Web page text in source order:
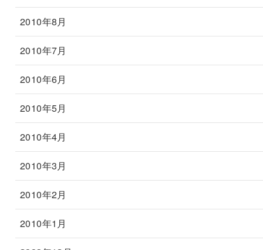
2010年8月
2010年7月
2010年6月
2010年5月
2010年4月
2010年3月
2010年2月
2010年1月